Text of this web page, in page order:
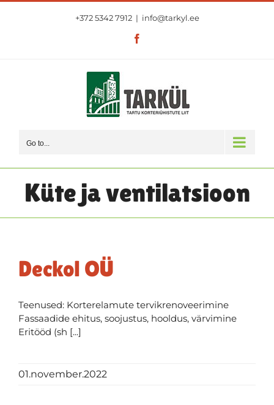
Skip
+372 5342 7912 | info@tarkyl.ee
Go to...
Küte ja ventilatsioon
Deckol OÜ
Teenused: Korterelamute tervikrenoveerimine
Fassaadide ehitus, soojustus, hooldus, värvimine
Eritööd (sh [...]
01.november.2022